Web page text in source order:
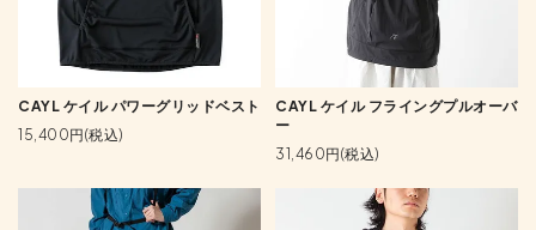
CAYL ケイル パワーグリッドベスト
15,400円(税込)
CAYL ケイル フライングプルオーバ
ー
31,460円(税込)